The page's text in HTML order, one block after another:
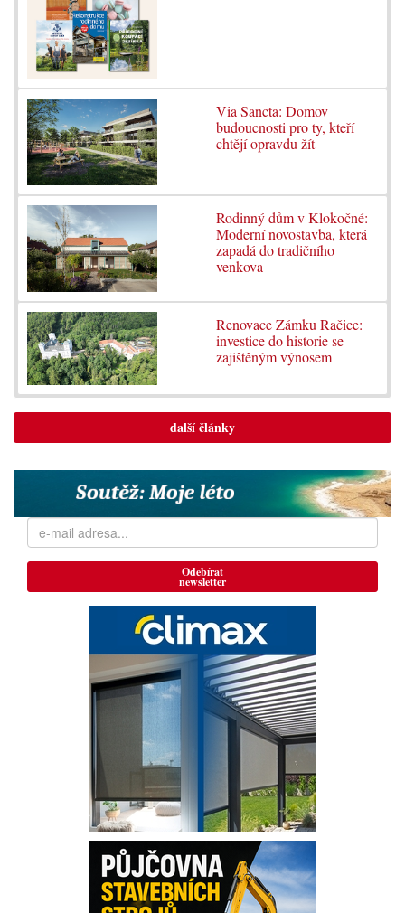
Via Sancta: Domov
budoucnosti pro ty, kteří
chtějí opravdu žít
Rodinný dům v Klokočné:
Moderní novostavba, která
zapadá do tradičního
venkova
Renovace Zámku Račice:
investice do historie se
zajištěným výnosem
další články
Odebírat
newsletter